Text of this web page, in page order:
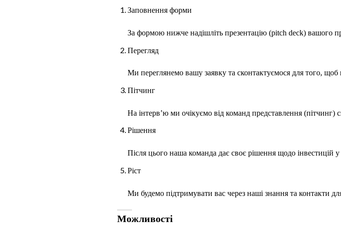
Заповнення форми
За формою нижче надішліть презентацію (pitch deck) вашого
Перегляд
Ми переглянемо вашу заявку та сконтактуємося для того, щоб
Пітчинг
На інтерв’ю ми очікуємо від команд представлення (пітчинг)
Рішення
Після цього наша команда дає своє рішення щодо інвестицій
Ріст
Ми будемо підтримувати вас через наші знання та контакти
Можливості